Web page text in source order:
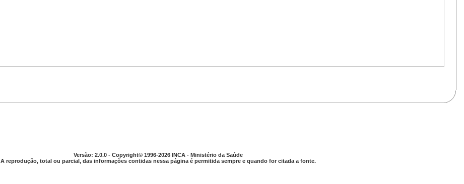
Versão: 2.0.0 - Copyright© 1996-2026 INCA - Ministério da Saúde
A reprodução, total ou parcial, das informações contidas nessa página é permitida sempre e quando for citada a fonte.